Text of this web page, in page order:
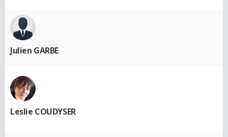
Julien GARBE
Leslie COUDYSER